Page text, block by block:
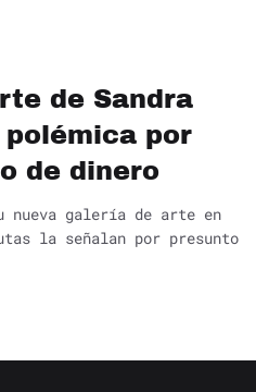
de Sandra
polémica por
de dinero
nueva galería de arte en
la señalan por presunto